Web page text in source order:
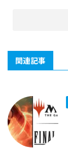
関連記事